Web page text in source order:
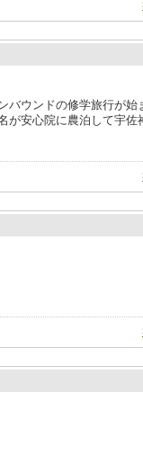
ウンドの修学旅行が始
が安心院に農泊して宇